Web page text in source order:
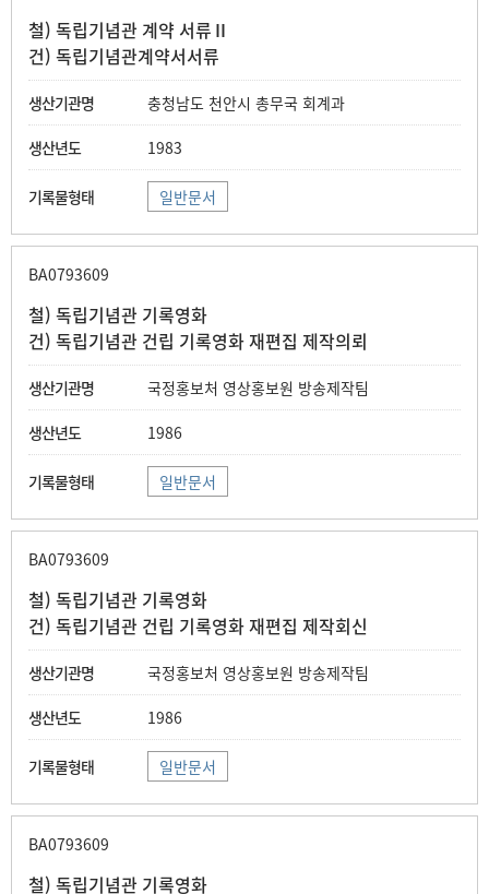
철) 독립기념관 계약 서류Ⅱ
건) 독립기념관계약서서류
충청남도 천안시 총무국 회계과
1983
일반문서
BA0793609
철) 독립기념관 기록영화
건) 독립기념관 건립 기록영화 재편집 제작의뢰
국정홍보처 영상홍보원 방송제작팀
1986
일반문서
BA0793609
철) 독립기념관 기록영화
건) 독립기념관 건립 기록영화 재편집 제작회신
국정홍보처 영상홍보원 방송제작팀
1986
일반문서
BA0793609
철) 독립기념관 기록영화